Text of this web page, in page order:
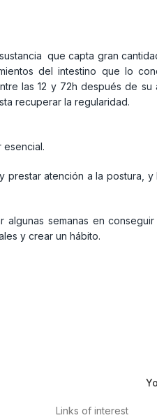
que capta gran
del intestino que lo
las 12 y 72h después de su
recuperar la regularidad.
atención a la postura, y
semanas en
y crear un hábito.
Links of interest